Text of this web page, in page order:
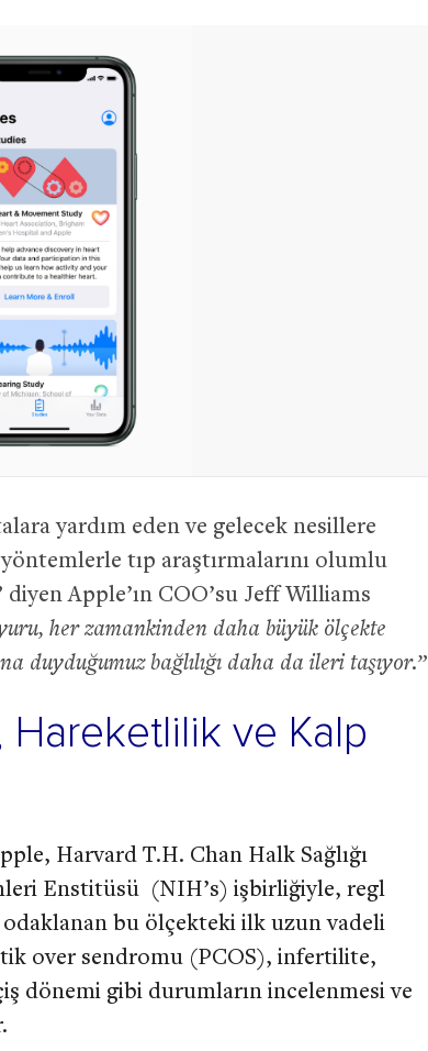
yardım eden ve gelecek nesillere
tıp araştırmalarını olumlu
Apple’ın COO’su Jeff Williams
her zamankinden daha büyük ölçekte
duyduğumuz bağlılığı daha da ileri taşıyor.”
Hareketlilik ve Kalp
Harvard T.H. Chan Halk Sağlığı
Enstitüsü (NIH’s) işbirliğiyle, regl
bu ölçekteki ilk uzun vadeli
over sendromu (PCOS), infertilite,
dönemi gibi durumların incelenmesi ve